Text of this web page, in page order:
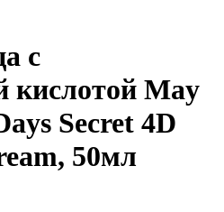
с
кислотой May
Secret 4D
50мл